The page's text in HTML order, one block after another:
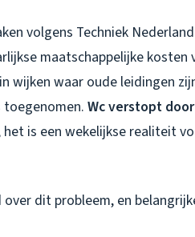
volgens Techniek
maatschappelijke kosten
wijken waar oude leidingen
toegenomen.Wc verstopt door
het is een wekelijkse realiteit
dit probleem, en